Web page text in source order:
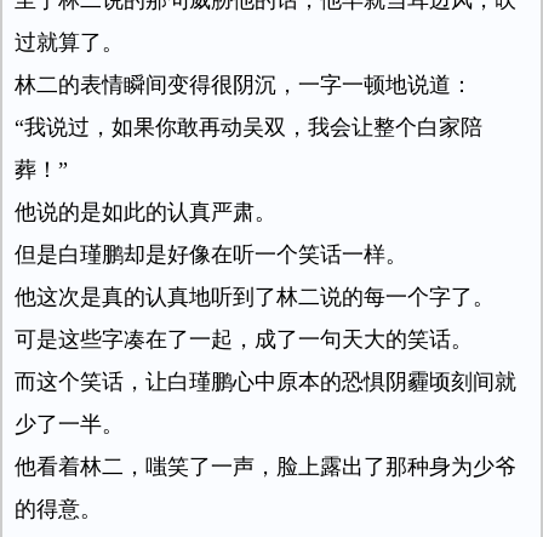
过就算了。
林二的表情瞬间变得很阴沉，一字一顿地说道：
“我说过，如果你敢再动吴双，我会让整个白家陪
葬！”
他说的是如此的认真严肃。
但是白瑾鹏却是好像在听一个笑话一样。
他这次是真的认真地听到了林二说的每一个字了。
可是这些字凑在了一起，成了一句天大的笑话。
而这个笑话，让白瑾鹏心中原本的恐惧阴霾顷刻间就
少了一半。
他看着林二，嗤笑了一声，脸上露出了那种身为少爷
的得意。